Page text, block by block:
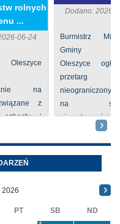
rolnych
...
06-24
na
z
azbestu i
ramach
pn.
Dodano: 2026-
Burmistrz
Gminy
Oleszyce
przetarg
nieograniczony
na
nieruchomości nr
Oleszycach
Orzeszkowej.
informacji ...
2026
PT SB ND